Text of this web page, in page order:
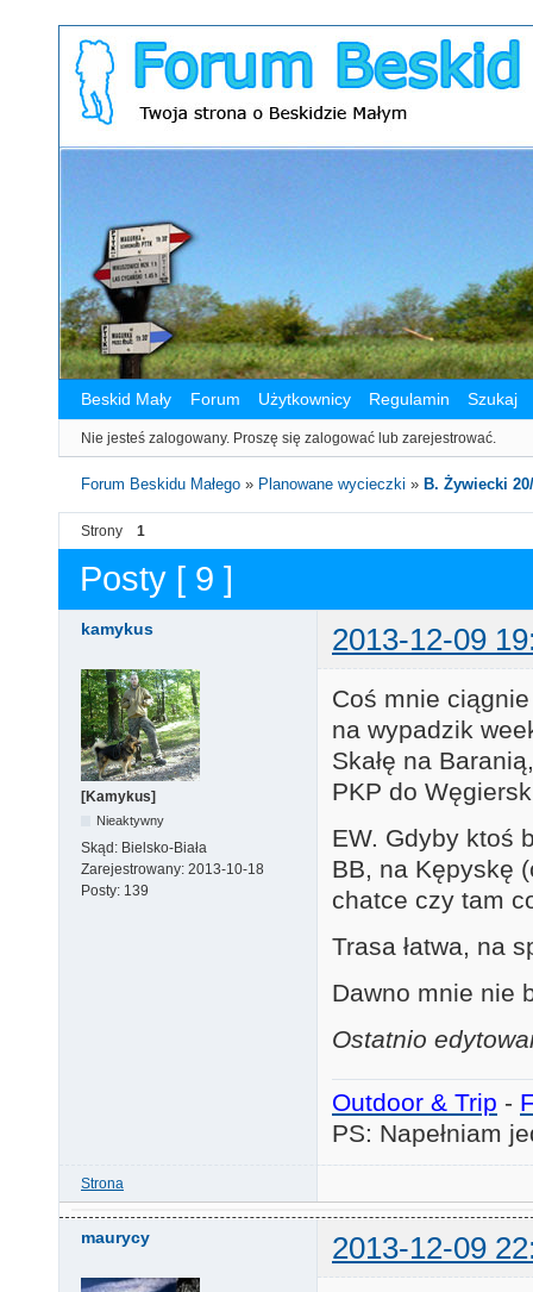
Beskid Mały Forum Użytkownicy Regulamin Szukaj
Nie jesteś zalogowany. Proszę się zalogować lub zarejestrować.
Forum Beskidu Małego » Planowane wycieczki » B. Żywiecki
Strony 1
Posty [ 9 ]
kamykus 2013-12-09
[Kamykus]
Nieaktywny
Skąd: Bielsko-Biała
Zarejestrowany: 2013-10-18
Posty: 139
Coś mnie
na wypadzik
Skałę na
PKP do
EW. Gdyby ktoś
BB, na Kępyskę
chatce czy tam
Trasa łatwa, na
Dawno mnie nie
Ostatnio
Outdoor & Trip -
PS: Napełniam
Strona
maurycy 2013-12-09